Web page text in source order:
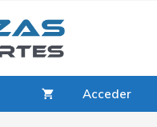
Acceder